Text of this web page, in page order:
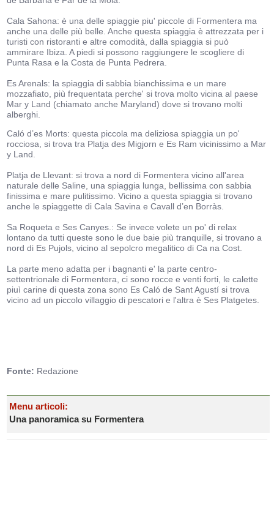
Cala Sahona: è una delle spiaggie piu' piccole di Formentera ma
anche una delle più belle. Anche questa spiaggia è attrezzata per i
turisti con ristoranti e altre comodità, dalla spiaggia si può
ammirare Ibiza. A piedi si possono raggiungere le scogliere di
Punta Rasa e la Costa de Punta Pedrera.
Es Arenals: la spiaggia di sabbia bianchissima e un mare
mozzafiato, più frequentata perche' si trova molto vicina al paese
Mar y Land (chiamato anche Maryland) dove si trovano molti
alberghi.
Caló d’es Morts: questa piccola ma deliziosa spiaggia un po'
rocciosa, si trova tra Platja des Migjorn e Es Ram vicinissimo a Mar
y Land.
Platja de Llevant: si trova a nord di Formentera vicino all'area
naturale delle Saline, una spiaggia lunga, bellissima con sabbia
finissima e mare pulitissimo. Vicino a questa spiaggia si trovano
anche le spiaggette di Cala Savina e Cavall d’en Borràs.
Sa Roqueta e Ses Canyes.: Se invece volete un po' di relax
lontano da tutti queste sono le due baie più tranquille, si trovano a
nord di Es Pujols, vicino al sepolcro megalitico di Ca na Cost.
La parte meno adatta per i bagnanti e' la parte centro-
settentrionale di Formentera, ci sono rocce e venti forti, le calette
piuì carine di questa zona sono Es Caló de Sant Agustí si trova
vicino ad un piccolo villaggio di pescatori e l'altra è Ses Platgetes.
Fonte: Redazione
Menu articoli:
Una panoramica su Formentera